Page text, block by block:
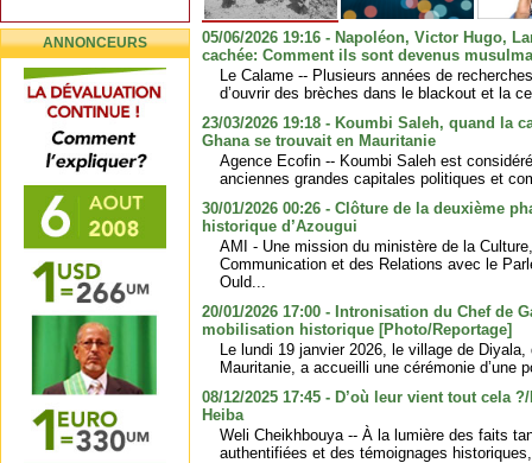
ANNONCEURS
05/06/2026 19:16 - Napoléon, Victor Hugo,
cachée: Comment ils sont devenus
Le Calame -- Plusieurs années de
d’ouvrir des brèches dans le blackout et la
23/03/2026 19:18 - Koumbi Saleh, quand la
Ghana se trouvait en Mauritanie
Agence Ecofin -- Koumbi Saleh est
anciennes grandes capitales politiques et
30/01/2026 00:26 - Clôture de la deuxième
historique d’Azougui
AMI - Une mission du ministère de la
Communication et des Relations avec le
Ould...
20/01/2026 17:00 - Intronisation du Chef de
mobilisation historique [Photo/Reportage]
Le lundi 19 janvier 2026, le village de
Mauritanie, a accueilli une cérémonie d’une
08/12/2025 17:45 - D’où leur vient tout cela
Heiba
Weli Cheikhbouya -- À la lumière des faits
authentifiées et des témoignages